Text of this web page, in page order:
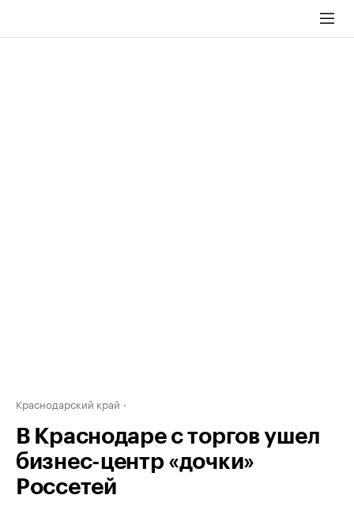
Краснодарский край
В Краснодаре с торгов ушел
бизнес-центр «дочки»
Россетей